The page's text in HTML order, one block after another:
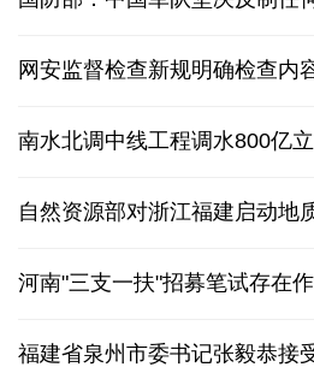
网安监督检查新规明确检查内
南水北调中线工程调水800亿
自然资源部对浙江福建启动地
河南"三支一扶"招募笔试存在
福建省泉州市委书记张毅恭接